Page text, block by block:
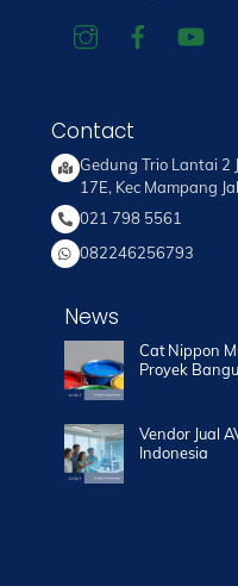
Contact
Gedung Trio Lantai 2
17E, Kec Mampang
021 798 5561
082246256793
News
Cat Nippon
Proyek
Vendor Jual
Indonesia